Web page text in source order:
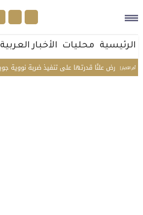
الرئيسية محليات الأخبار العربية
أخر الأخبار |علنًا قدرتها على تنفيذ ضربة نووية جوية